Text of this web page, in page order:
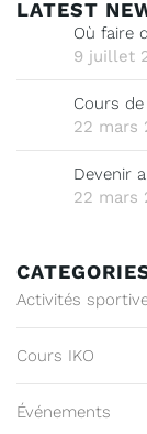
LATEST
Où faire
9 juillet
Cours
22 mars
Devenir
22 mars
Activités
Cours IKO
Événements